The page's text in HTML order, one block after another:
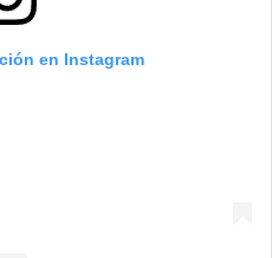
en Instagram